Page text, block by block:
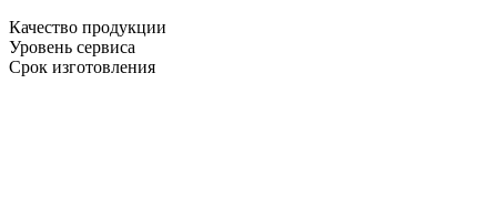
Качество продукции
Уровень сервиса
Срок изготовления